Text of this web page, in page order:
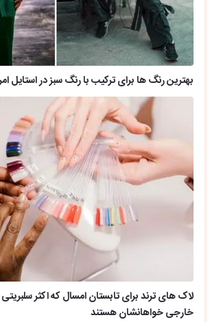
بهترین رنگ ها برای ترکیب با رنگ سبز در استایل
لاک های ترند برای تابستان امسال که اکثر
خارجی خواهانشان هستند